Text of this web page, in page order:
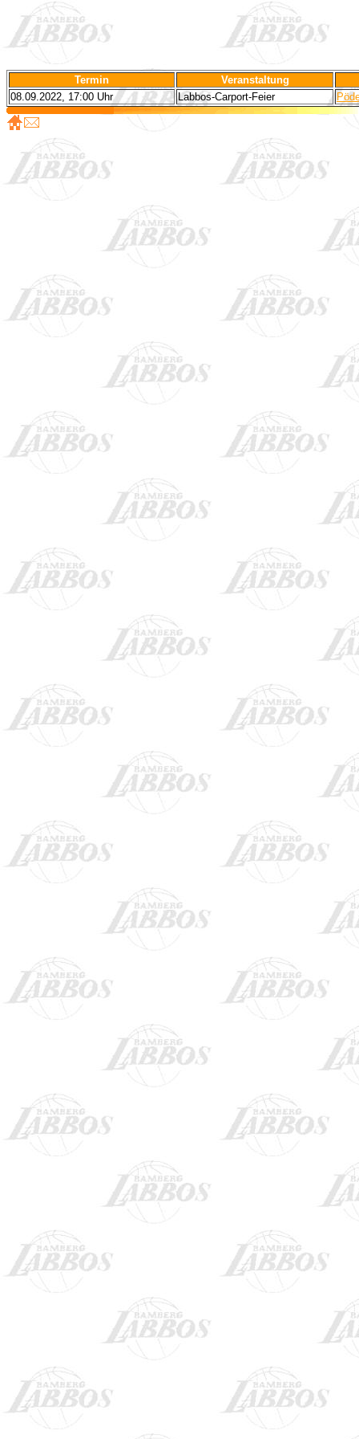
Termin
Veranstaltung
08.09.2022, 17:00 Uhr
Labbos-Carport-Feier